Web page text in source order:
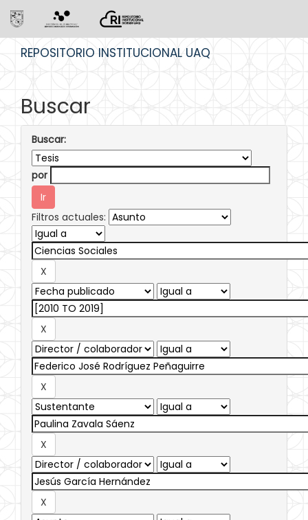
REPOSITORIO INSTITUCIONAL UAQ
Buscar
Buscar:
por
Filtros actuales: